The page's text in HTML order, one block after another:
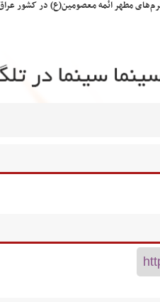
مطهر ائمه معصومین(ع) در کشور